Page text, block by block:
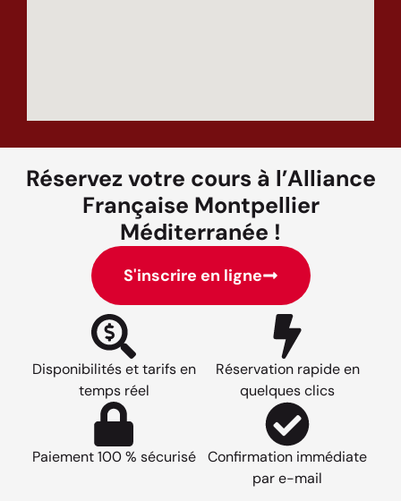
Réservez votre cours à l’Alliance
Française Montpellier
Méditerranée !
S'inscrire en ligne
Disponibilités et tarifs en
temps réel
Réservation rapide en
quelques clics
Paiement 100 % sécurisé
Confirmation immédiate
par e-mail